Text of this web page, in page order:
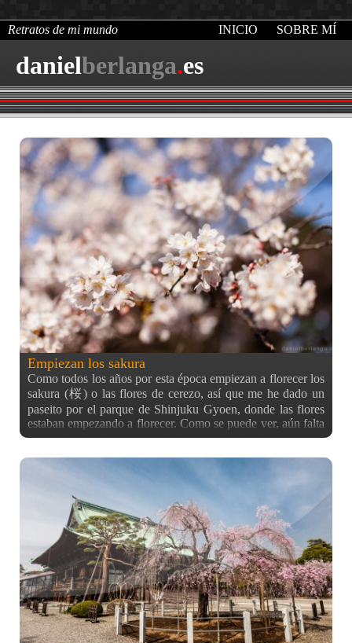
danielberlanga.es
Retratos de mi mundo INICIO SOBRE MÍ
Empiezan los sakura
Como todos los años por esta época empiezan a florecer los
sakura (桜) o las flores de cerezo, así que me he dado un
paseito por el parque de Shinjuku Gyoen, donde las flores
estaban empezando a florecer. Como se puede ver, aún falta
un poco para que veamos los espectaculares paisajes de las
esté por Tôkyô el primer fin de semana de Abril de 2016
será afortunado :) A la espera de las fotos del pleno
florecimiento (dónde serán esta vez…?) os dejo éstas como